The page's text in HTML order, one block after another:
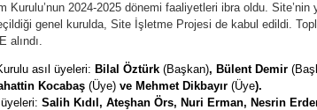
Kurulu’nun 2024-2025 dönemi faaliyetleri ibra oldu.
genel kurulda, Site İşletme Projesi de kabul edildi.
alındı.
asıl üyeleri: Bilal Öztürk (Başkan), Bülent Demir
Kocabaş (Üye) ve Mehmet Dikbayır (Üye).
Salih Kıdıl, Ateşhan Örs, Nuri Erman, Nesrin